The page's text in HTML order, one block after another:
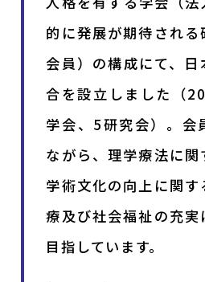
的に発展が期待され
会員）の構成にて、
合を設立しました（
学会、5研究会）。会
ながら、理学療法に関
学術文化の向上に関
療及び社会福祉の充実
目指しています。